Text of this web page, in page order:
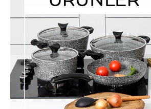
TAC-4869
₺3.900,00
₺5.850,00